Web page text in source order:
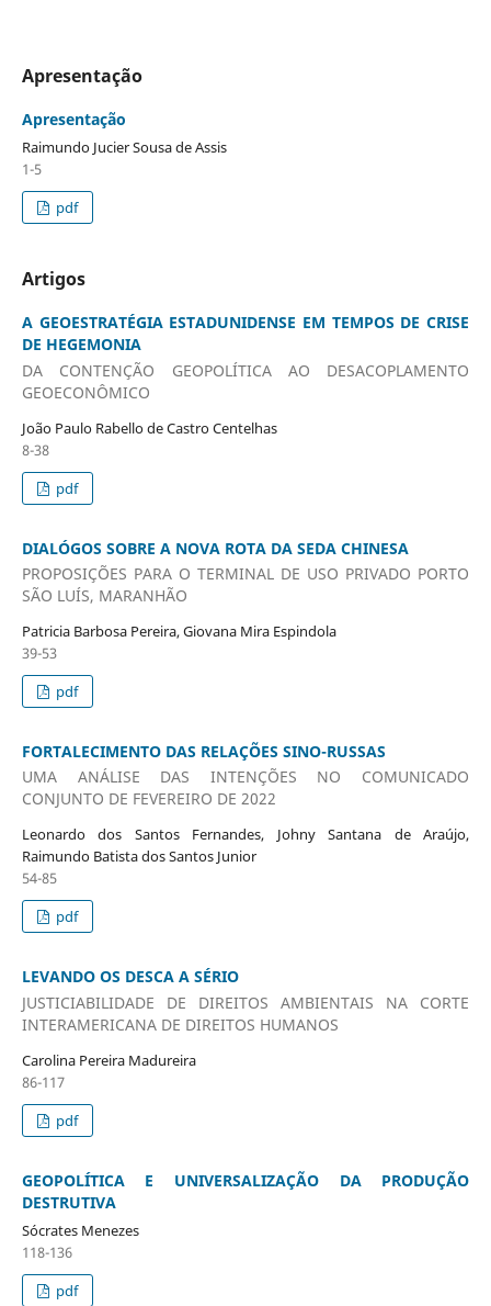
Apresentação
Apresentação
Raimundo Jucier Sousa de Assis
1-5
pdf
Artigos
A GEOESTRATÉGIA ESTADUNIDENSE EM TEMPOS DE CRISE
DE HEGEMONIA
DA CONTENÇÃO GEOPOLÍTICA AO DESACOPLAMENTO
GEOECONÔMICO
João Paulo Rabello de Castro Centelhas
8-38
pdf
DIALÓGOS SOBRE A NOVA ROTA DA SEDA CHINESA
PROPOSIÇÕES PARA O TERMINAL DE USO PRIVADO PORTO
SÃO LUÍS, MARANHÃO
Patricia Barbosa Pereira, Giovana Mira Espindola
39-53
pdf
FORTALECIMENTO DAS RELAÇÕES SINO-RUSSAS
UMA ANÁLISE DAS INTENÇÕES NO COMUNICADO
CONJUNTO DE FEVEREIRO DE 2022
Leonardo dos Santos Fernandes, Johny Santana de Araújo,
Raimundo Batista dos Santos Junior
54-85
pdf
LEVANDO OS DESCA A SÉRIO
JUSTICIABILIDADE DE DIREITOS AMBIENTAIS NA CORTE
INTERAMERICANA DE DIREITOS HUMANOS
Carolina Pereira Madureira
86-117
pdf
GEOPOLÍTICA E UNIVERSALIZAÇÃO DA PRODUÇÃO
DESTRUTIVA
Sócrates Menezes
118-136
pdf